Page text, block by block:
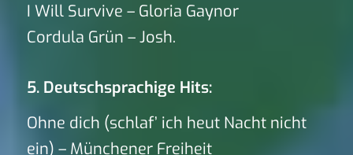
I Will Survive – Gloria Gaynor
Cordula Grün – Josh.
5. Deutschsprachige Hits:
Ohne dich (schlaf’ ich heut Nacht nicht
ein) – Münchener Freiheit